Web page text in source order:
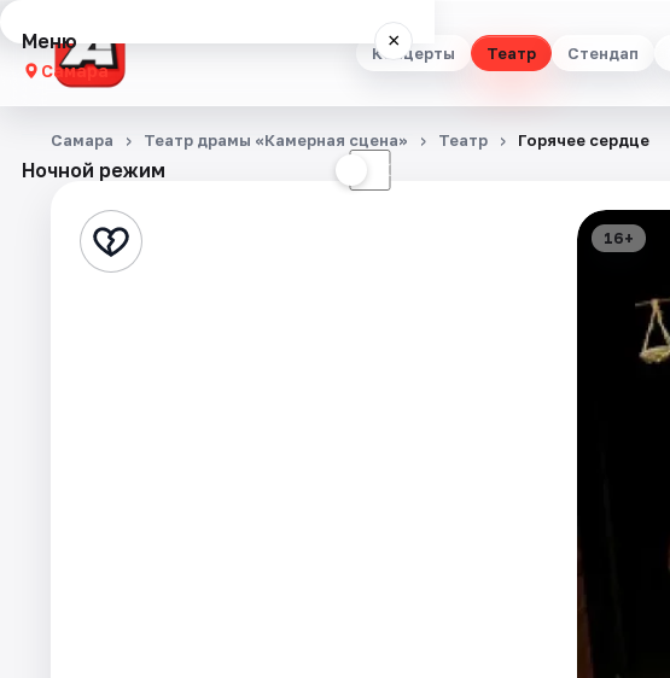
Концерты Театр Стендап
Меню ×
Самара
Концерты
Стендап
Ночной режим ☾
Самара Театр драмы «Камерная сцена» Театр Горячее сердце
16+